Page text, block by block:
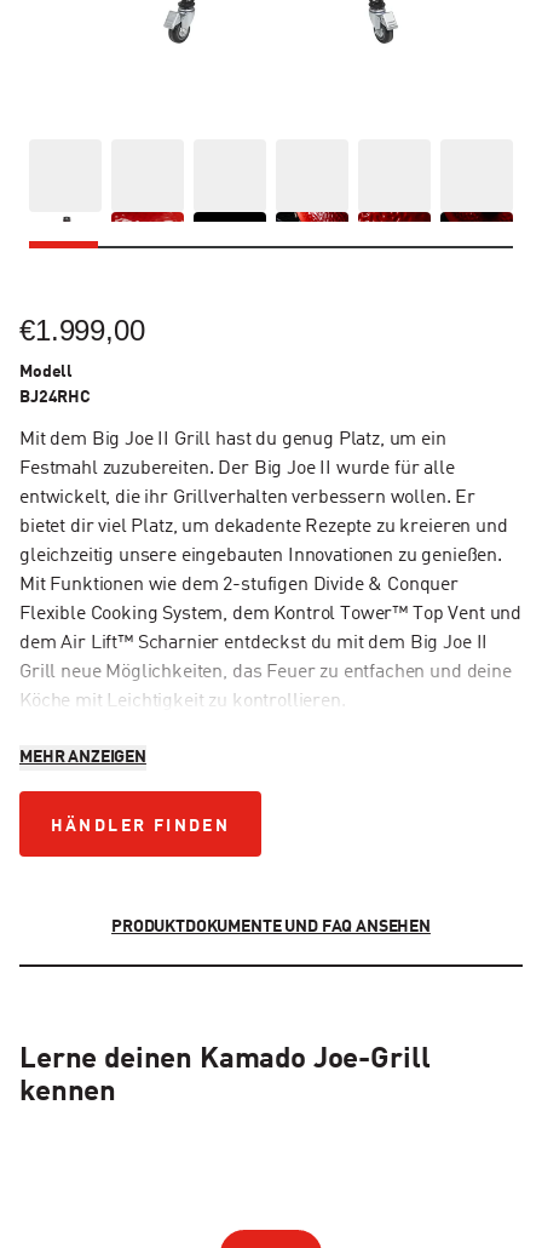
€1.999,00
Modell
BJ24RHC
Mit dem Big Joe II Grill hast du genug Platz, um ein
Festmahl zuzubereiten. Der Big Joe II wurde für alle
entwickelt, die ihr Grillverhalten verbessern wollen. Er
bietet dir viel Platz, um dekadente Rezepte zu kreieren und
gleichzeitig unsere eingebauten Innovationen zu genießen.
Mit Funktionen wie dem 2-stufigen Divide & Conquer
Flexible Cooking System, dem Kontrol Tower™ Top Vent und
dem Air Lift™ Scharnier entdeckst du mit dem Big Joe II
Grill neue Möglichkeiten, das Feuer zu entfachen und deine
Köche mit Leichtigkeit zu kontrollieren.
MEHR ANZEIGEN
HÄNDLER FINDEN
HÄNDLER FINDEN
PRODUKTDOKUMENTE UND FAQ ANSEHEN
Lerne deinen Kamado Joe-Grill
kennen